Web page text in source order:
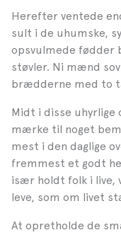
Herefter ventede
sult i de uhumske,
opsvulmede
støvler. Ni mænd
brædderne med to
Midt i disse uhyrlige
mærke til noget
mest i den daglige
fremmest et godt
især holdt folk i live,
leve, som om livet
At opretholde de